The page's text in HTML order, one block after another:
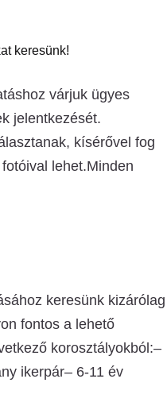
keresünk!
várjuk ügyes
jelentkezését.
kísérővel fog
lehet.Minden
keresünk kizárólag
fontos a lehető
korosztályokból:–
ikerpár– 6-11 év